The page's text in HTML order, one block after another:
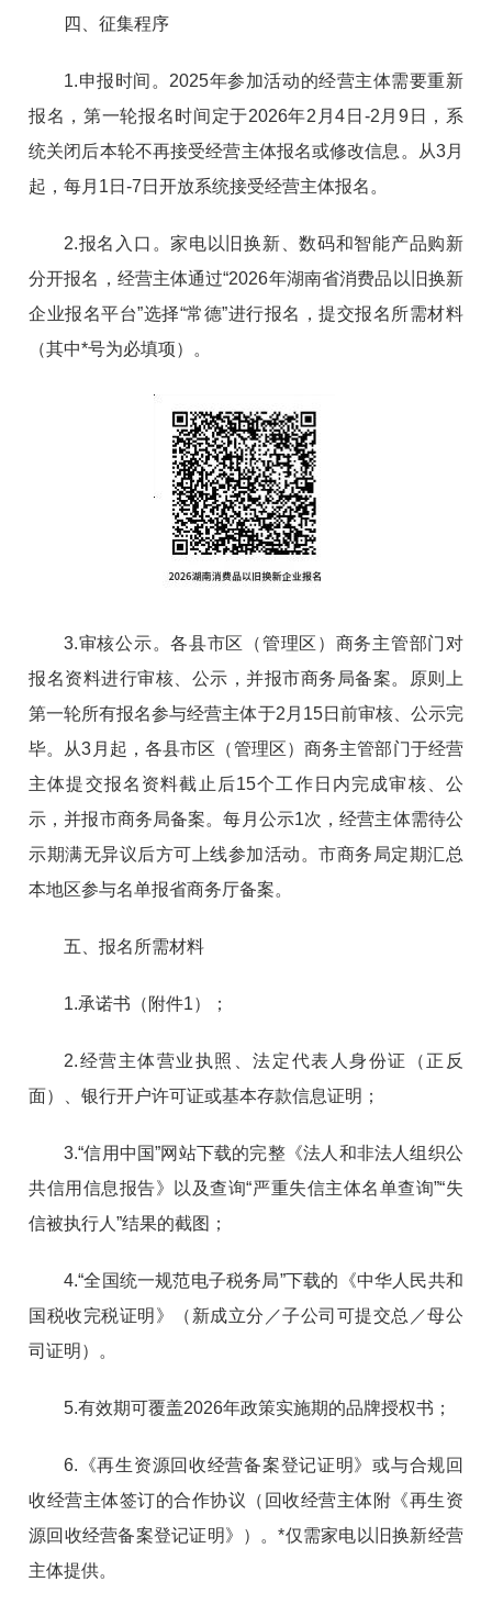
四、征集程序
1.申报时间。2025年参加活动的经营主体需要重新
报名，第一轮报名时间定于2026年2月4日-2月9日，系
统关闭后本轮不再接受经营主体报名或修改信息。从3月
起，每月1日-7日开放系统接受经营主体报名。
2.报名入口。家电以旧换新、数码和智能产品购新
分开报名，经营主体通过“2026年湖南省消费品以旧换新
企业报名平台”选择“常德”进行报名，提交报名所需材料
（其中*号为必填项）。
3.审核公示。各县市区（管理区）商务主管部门对
报名资料进行审核、公示，并报市商务局备案。原则上
第一轮所有报名参与经营主体于2月15日前审核、公示完
毕。从3月起，各县市区（管理区）商务主管部门于经营
主体提交报名资料截止后15个工作日内完成审核、公
示，并报市商务局备案。每月公示1次，经营主体需待公
示期满无异议后方可上线参加活动。市商务局定期汇总
本地区参与名单报省商务厅备案。
五、报名所需材料
1.承诺书（附件1）；
2.经营主体营业执照、法定代表人身份证（正反
面）、银行开户许可证或基本存款信息证明；
3.“信用中国”网站下载的完整《法人和非法人组织公
共信用信息报告》以及查询“严重失信主体名单查询”“失
信被执行人”结果的截图；
4.“全国统一规范电子税务局”下载的《中华人民共和
国税收完税证明》（新成立分／子公司可提交总／母公
司证明）。
5.有效期可覆盖2026年政策实施期的品牌授权书；
6.《再生资源回收经营备案登记证明》或与合规回
收经营主体签订的合作协议（回收经营主体附《再生资
源回收经营备案登记证明》）。*仅需家电以旧换新经营
主体提供。